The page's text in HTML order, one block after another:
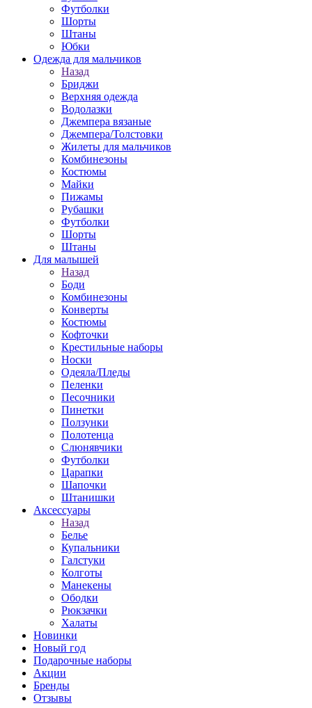
Футболки
Шорты
Штаны
Юбки
Одежда для мальчиков
Назад
Бриджи
Верхняя одежда
Водолазки
Джемпера вязаные
Джемпера/Толстовки
Жилеты для мальчиков
Комбинезоны
Костюмы
Майки
Пижамы
Рубашки
Футболки
Шорты
Штаны
Для малышей
Назад
Боди
Комбинезоны
Конверты
Костюмы
Кофточки
Крестильные наборы
Носки
Одеяла/Пледы
Пеленки
Песочники
Пинетки
Ползунки
Полотенца
Слюнявчики
Футболки
Царапки
Шапочки
Штанишки
Аксессуары
Назад
Белье
Купальники
Галстуки
Колготы
Манекены
Ободки
Рюкзачки
Халаты
Новинки
Новый год
Подарочные наборы
Акции
Бренды
Отзывы